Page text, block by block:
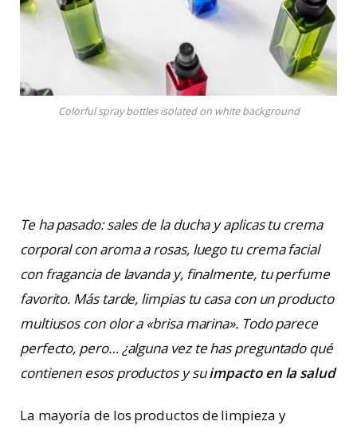
Colorful spray bottles isolated on white background
Te ha pasado: sales de la ducha y aplicas tu crema
corporal con aroma a rosas, luego tu crema facial
con fragancia de lavanda y, finalmente, tu perfume
favorito. Más tarde, limpias tu casa con un producto
multiusos con olor a «brisa marina». Todo parece
perfecto, pero… ¿alguna vez te has preguntado qué
contienen esos productos y suimpacto en la salud
La mayoría de los productos de limpieza y